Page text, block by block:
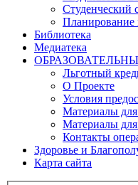
Студенческий
Планирование
Библиотека
Медиатека
Льготный
О Проекте
Условия
Материалы для
Материалы для
Контакты
Здоровье и
Карта сайта